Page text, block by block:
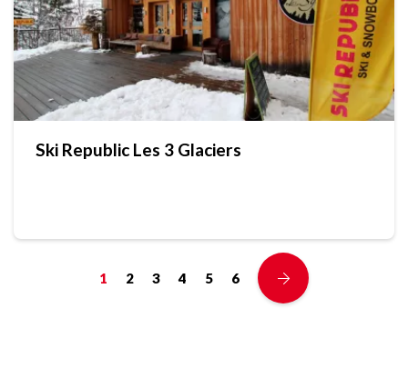
Ski Republic Les 3 Glaciers
1 2 3 4 5 6